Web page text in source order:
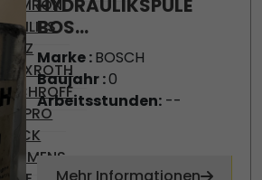
OMRON
PHILIPS
PILZ
REXROTH
SCHROFF
SEPRO
SICK
SIEMENS
HYDRAULIKSPULE
BOS...
Marke :BOSCH
Baujahr :0
Arbeitsstunden:--